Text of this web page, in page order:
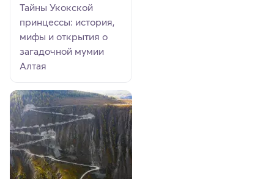
Тайны Укокской
принцессы: история,
мифы и открытия о
загадочной мумии
Алтая